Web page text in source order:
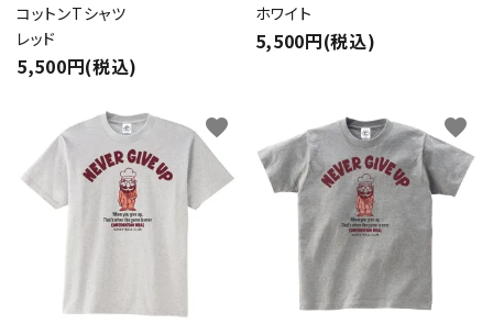
コットンTシャツ
レッド
5,500円(税込)
ホワイト
5,500円(税込)
favorite favorite